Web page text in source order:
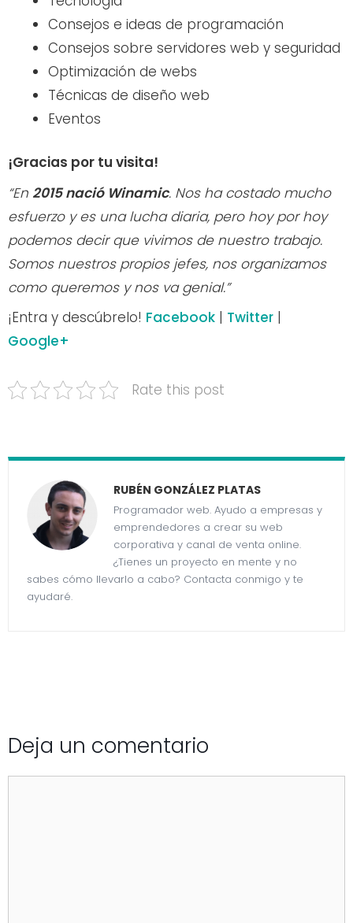
Consejos e ideas de programación
Consejos sobre servidores web y seguridad
Optimización de webs
Técnicas de diseño web
Eventos
¡Gracias por tu visita!
“En 2015 nació Winamic. Nos ha costado mucho
esfuerzo y es una lucha diaria, pero hoy por hoy
podemos decir que vivimos de nuestro trabajo.
Somos nuestros propios jefes, nos organizamos
como queremos y nos va genial.”
¡Entra y descúbrelo! Facebook Twitter
Google+
Rate this post
RUBÉN GONZÁLEZ PLATAS
Programador web. Ayudo a empresas y
emprendedores a crear su web
corporativa y canal de venta online.
¿Tienes un proyecto en mente y no
sabes cómo llevarlo a cabo? Contacta conmigo y te
ayudaré.
Deja un comentario